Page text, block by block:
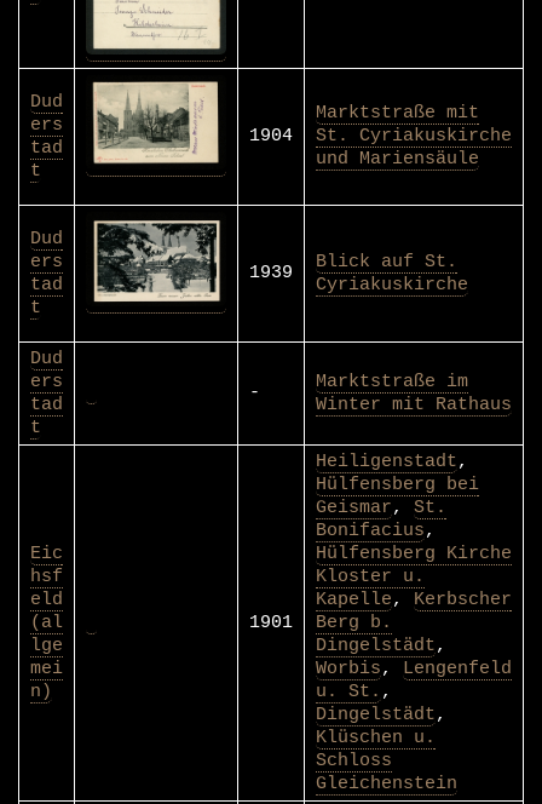
Dud
ers
tad
t
1904
Marktstraße mit
St. Cyriakuskirche
und Mariensäule
Dud
ers
tad
t
1939
Blick auf St.
Cyriakuskirche
Dud
ers
tad
t
-
Marktstraße im
Winter mit Rathaus
Eic
hsf
eld
(al
lge
mei
n)
1901
Heiligenstadt,
Hülfensberg bei
Geismar, St.
Bonifacius,
Hülfensberg Kirche
Kloster u.
Kapelle, Kerbscher
Berg b.
Dingelstädt,
Worbis, Lengenfeld
u. St. ,
Dingelstädt,
Klüschen u.
Schloss
Gleichenstein